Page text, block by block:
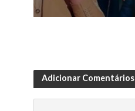
Adicionar Comentários